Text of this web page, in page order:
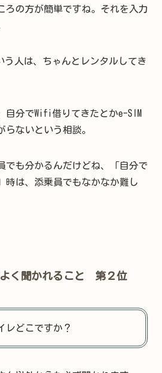
ろの方が簡単ですね。それを入力
人は、ちゃんとレンタルしてき
自分でWifi借りてきたとかe-SIM
らないという相談。
でも分かるんだけどね、「自分で
時は、添乗員でもなかなか難し
く聞かれること 第２位
レどこですか？